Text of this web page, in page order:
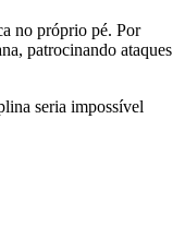
no próprio pé. Por
patrocinando ataques
seria impossível